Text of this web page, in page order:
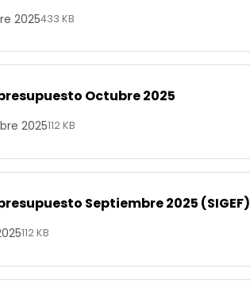
2025433 KB
Octubre 2025
2025112 KB
Septiembre 2025 (SIGEF)
112 KB